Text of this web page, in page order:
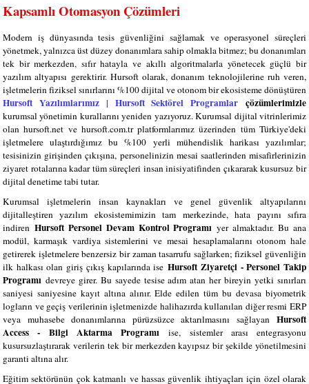
Kapsamlı Otomasyon Çözümleri
Modern iş dünyasında tesis güvenliğini sağlamak ve operasyonel süreçleri
yönetmek, yalnızca üst düzey donanımlara sahip olmakla bitmez; bu donanımları
tek bir merkezden, sıfır hatayla ve akıllı algoritmalarla yönetecek güçlü bir
yazılım altyapısı gerektirir. Hursoft olarak, donanım teknolojilerine ruh veren,
işletmelerin fiziksel sınırlarını %100 dijital ve otonom bir ekosisteme dönüştüren
Hursoft Yazılımlarımız | Hursoft Sektörel Programlar çözümlerimizle
kurumsal yönetimin kurallarını yeniden yazıyoruz. Kurumsal dijital vitrinlerimiz
olan hursoft.net ve hursoft.com.tr platformlarımız üzerinden tüm Türkiye'deki
işletmelere ulaştırdığımız bu %100 yerli mühendislik harikası yazılımlar;
tesisinizin girişinden çıkışına, personelinizin mesai saatlerinden misafirlerinizin
ziyaret rotalarına kadar tüm süreçleri insan inisiyatifinden çıkararak kusursuz bir
dijital denetime tabi tutar.
Kurumsal işletmelerin insan kaynakları ve genel güvenlik altyapılarını
dijitalleştiren yazılım ekosistemimizin tam merkezinde, hata payını sıfıra
indiren Hursoft Personel Devam Kontrol Programı yer almaktadır. Bu ana
modül, karmaşık vardiya sistemlerini ve mesai hesaplamalarını otonom hale
getirerek işletmelere benzersiz bir zaman tasarrufu sağlarken; fiziksel güvenliğin
ilk halkası olan giriş çıkış kapılarında iseHursoft Ziyaretçi - Personel Takip
Programı devreye girer. Bu sayede tesise adım atan her bireyin yetki sınırları
saniyesi saniyesine kayıt altına alınır. Elde edilen tüm bu devasa biyometrik
logların ve geçiş verilerinin işletmenizde halihazırda kullanılan diğer resmi ERP
veya muhasebe donanımlarına pürüzsüzce aktarılmasını sağlayan Hursoft
Access - Bilgi Aktarma Programı ise, sistemler arası entegrasyonu
kusursuzlaştırarak verilerin tek bir merkezden kayıpsız bir şekilde yönetilmesini
garanti altına alır.
Eğitim sektörünün çok katmanlı ve hassas güvenlik ihtiyaçları için özel olarak